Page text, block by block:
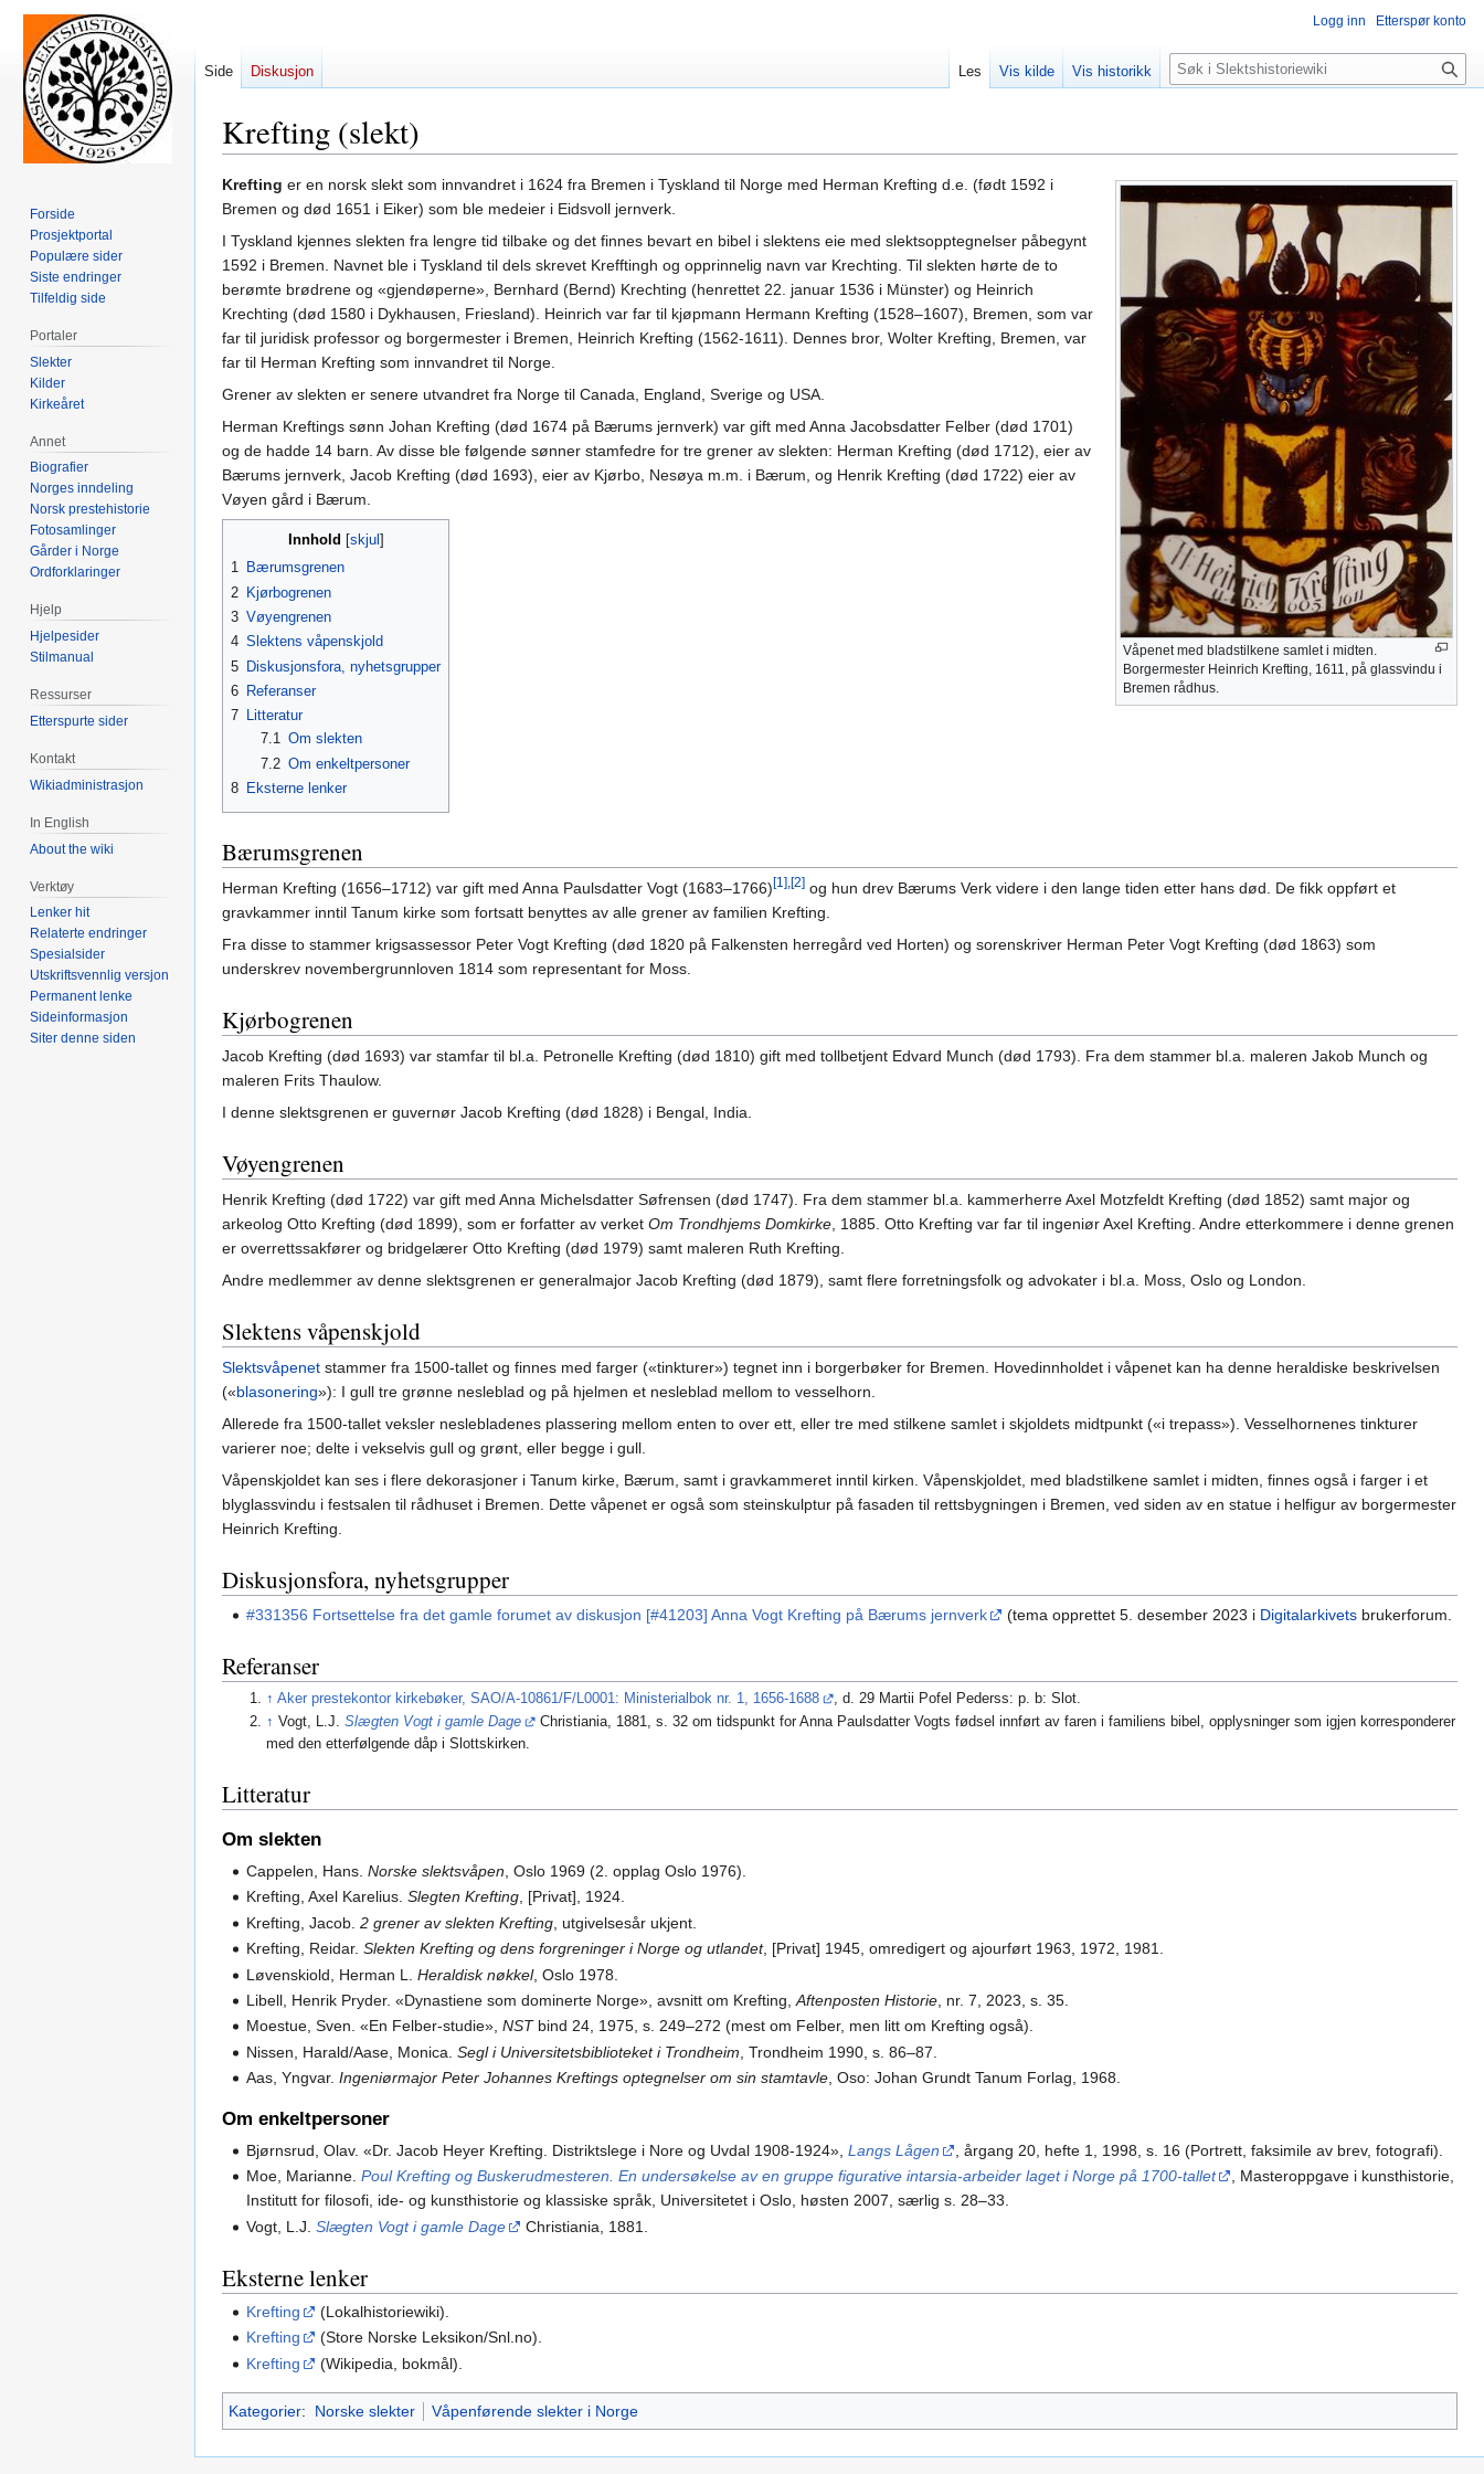
Krefting (slekt)
Hopp
til
navigering
Hopp
til
søk
Våpenet med bladstilkene samlet i midten.
Borgermester Heinrich Krefting, 1611, på glassvindu i
Bremen rådhus.
Krefting er en norsk slekt som innvandret i 1624 fra Bremen i Tyskland til Norge med Herman Krefting d.e. (født 1592 i
Bremen og død 1651 i Eiker) som ble medeier i Eidsvoll jernverk.
I Tyskland kjennes slekten fra lengre tid tilbake og det finnes bevart en bibel i slektens eie med slektsopptegnelser påbegynt
1592 i Bremen. Navnet ble i Tyskland til dels skrevet Krefftingh og opprinnelig navn var Krechting. Til slekten hørte de to
berømte brødrene og «gjendøperne», Bernhard (Bernd) Krechting (henrettet 22. januar 1536 i Münster) og Heinrich
Krechting (død 1580 i Dykhausen, Friesland). Heinrich var far til kjøpmann Hermann Krefting (1528–1607), Bremen, som var
far til juridisk professor og borgermester i Bremen, Heinrich Krefting (1562-1611). Dennes bror, Wolter Krefting, Bremen, var
far til Herman Krefting som innvandret til Norge.
Grener av slekten er senere utvandret fra Norge til Canada, England, Sverige og USA.
Herman Kreftings sønn Johan Krefting (død 1674 på Bærums jernverk) var gift med Anna Jacobsdatter Felber (død 1701)
og de hadde 14 barn. Av disse ble følgende sønner stamfedre for tre grener av slekten: Herman Krefting (død 1712), eier av
Bærums jernverk, Jacob Krefting (død 1693), eier av Kjørbo, Nesøya m.m. i Bærum, og Henrik Krefting (død 1722) eier av
Vøyen gård i Bærum.
Innhold
1 Bærumsgrenen
2 Kjørbogrenen
3 Vøyengrenen
4 Slektens våpenskjold
5 Diskusjonsfora, nyhetsgrupper
6 Referanser
7 Litteratur
7.1 Om slekten
7.2 Om enkeltpersoner
8 Eksterne lenker
Bærumsgrenen
Herman Krefting (1656–1712) var gift med Anna Paulsdatter Vogt (1683–1766)[1],[2] og hun drev Bærums Verk videre i den lange tiden etter hans død. De fikk oppført et
gravkammer inntil Tanum kirke som fortsatt benyttes av alle grener av familien Krefting.
Fra disse to stammer krigsassessor Peter Vogt Krefting (død 1820 på Falkensten herregård ved Horten) og sorenskriver Herman Peter Vogt Krefting (død 1863) som
underskrev novembergrunnloven 1814 som representant for Moss.
Kjørbogrenen
Jacob Krefting (død 1693) var stamfar til bl.a. Petronelle Krefting (død 1810) gift med tollbetjent Edvard Munch (død 1793). Fra dem stammer bl.a. maleren Jakob Munch og
maleren Frits Thaulow.
I denne slektsgrenen er guvernør Jacob Krefting (død 1828) i Bengal, India.
Vøyengrenen
Henrik Krefting (død 1722) var gift med Anna Michelsdatter Søfrensen (død 1747). Fra dem stammer bl.a. kammerherre Axel Motzfeldt Krefting (død 1852) samt major og
arkeolog Otto Krefting (død 1899), som er forfatter av verket Om Trondhjems Domkirke, 1885. Otto Krefting var far til ingeniør Axel Krefting. Andre etterkommere i denne grenen
er overrettssakfører og bridgelærer Otto Krefting (død 1979) samt maleren Ruth Krefting.
Andre medlemmer av denne slektsgrenen er generalmajor Jacob Krefting (død 1879), samt flere forretningsfolk og advokater i bl.a. Moss, Oslo og London.
Slektens våpenskjold
Slektsvåpenet stammer fra 1500-tallet og finnes med farger («tinkturer») tegnet inn i borgerbøker for Bremen. Hovedinnholdet i våpenet kan ha denne heraldiske beskrivelsen
(«blasonering»): I gull tre grønne nesleblad og på hjelmen et nesleblad mellom to vesselhorn.
Allerede fra 1500-tallet veksler neslebladenes plassering mellom enten to over ett, eller tre med stilkene samlet i skjoldets midtpunkt («i trepass»). Vesselhornenes tinkturer
varierer noe; delte i vekselvis gull og grønt, eller begge i gull.
Våpenskjoldet kan ses i flere dekorasjoner i Tanum kirke, Bærum, samt i gravkammeret inntil kirken. Våpenskjoldet, med bladstilkene samlet i midten, finnes også i farger i et
blyglassvindu i festsalen til rådhuset i Bremen. Dette våpenet er også som steinskulptur på fasaden til rettsbygningen i Bremen, ved siden av en statue i helfigur av borgermester
Heinrich Krefting.
Diskusjonsfora, nyhetsgrupper
#331356 Fortsettelse fra det gamle forumet av diskusjon [#41203] Anna Vogt Krefting på Bærums jernverk (tema opprettet 5. desember 2023 i Digitalarkivets brukerforum.
Referanser
↑ Aker prestekontor kirkebøker, SAO/A-10861/F/L0001: Ministerialbok nr. 1, 1656-1688
, d. 29 Martii Pofel Pederss: p. b: Slot.
↑ Vogt, L.J.Slægten Vogt i gamle Dage
Christiania, 1881, s. 32 om tidspunkt for Anna Paulsdatter Vogts fødsel innført av faren i familiens bibel, opplysninger som igjen korresponderer
med den etterfølgende dåp i Slottskirken.
Litteratur
Om slekten
Cappelen, Hans.Norske slektsvåpen , Oslo 1969 (2. opplag Oslo 1976).
Krefting, Axel Karelius.Slegten Krefting, [Privat], 1924.
Krefting, Jacob.2 grener av slekten Krefting , utgivelsesår ukjent.
Krefting, Reidar.Slekten Krefting og dens forgreninger i Norge og utlandet, [Privat] 1945, omredigert og ajourført 1963, 1972, 1981.
Løvenskiold, Herman L.Heraldisk nøkkel, Oslo 1978.
Libell, Henrik Pryder. «Dynastiene som dominerte Norge», avsnitt om Krefting,Aftenposten Historie , nr. 7, 2023, s. 35.
Moestue, Sven. «En Felber-studie»,NSTbind 24, 1975, s. 249–272 (mest om Felber, men litt om Krefting også).
Nissen, Harald/Aase, Monica.Segl i Universitetsbiblioteket i Trondheim , Trondheim 1990, s. 86–87.
Aas, Yngvar.Ingeniørmajor Peter Johannes Kreftings optegnelser om sin stamtavle , Oso: Johan Grundt Tanum Forlag, 1968.
Om enkeltpersoner
Bjørnsrud, Olav. «Dr. Jacob Heyer Krefting. Distriktslege i Nore og Uvdal 1908-1924»,Langs Lågen
, årgang 20, hefte 1, 1998, s. 16 (Portrett, faksimile av brev, fotografi).
Moe, Marianne.Poul Krefting og Buskerudmesteren. En undersøkelse av en gruppe figurative intarsia-arbeider laget i Norge på 1700-tallet
, Masteroppgave i kunsthistorie,
Institutt for filosofi, ide- og kunsthistorie og klassiske språk, Universitetet i Oslo, høsten 2007, særlig s. 28–33.
Vogt, L.J.Slægten Vogt i gamle Dage Christiania, 1881.
Eksterne lenker
Krefting
(Lokalhistoriewiki).
Krefting
(Store Norske Leksikon/Snl.no).
Krefting
(Wikipedia, bokmål).
Kategorier: Norske slekter Våpenførende slekter i Norge
Logg inn Etterspør konto
Side Diskusjon Les Vis kilde Vis historikk
Søk
Forside
Prosjektportal
Populære sider
Siste endringer
Tilfeldig side
Portaler
Slekter
Kilder
Kirkeåret
Annet
Biografier
Norges inndeling
Norsk prestehistorie
Fotosamlinger
Gårder i Norge
Ordforklaringer
Hjelp
Hjelpesider
Stilmanual
Ressurser
Etterspurte sider
Kontakt
Wikiadministrasjon
In English
About the wiki
Verktøy
Lenker hit
Relaterte endringer
Spesialsider
Utskriftsvennlig versjon
Permanent lenke
Sideinformasjon
Siter denne siden